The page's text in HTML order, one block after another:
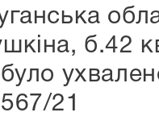
б.42
21